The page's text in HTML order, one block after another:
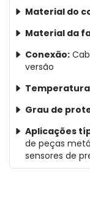
Material do
Material da
Conexão:
versão
Grau de
Aplicações
de peças
sensores de